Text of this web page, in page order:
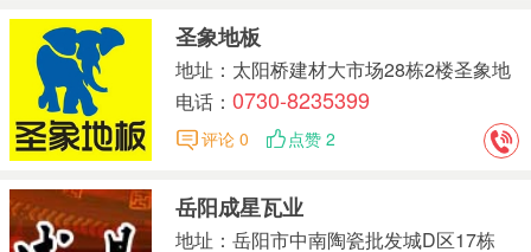
圣象地板
地址：太阳桥建材大市场28栋2楼圣象地
板
电话： 0730-8235399
评论 0 点赞 2
岳阳成星瓦业
地址：岳阳市中南陶瓷批发城D区17栋